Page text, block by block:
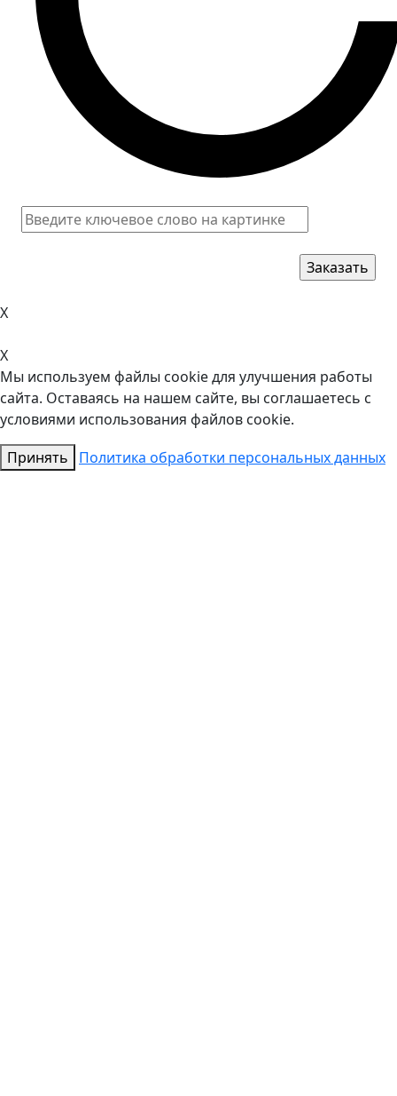
X
X
Мы используем файлы cookie для улучшения работы
сайта. Оставаясь на нашем сайте, вы соглашаетесь с
условиями использования файлов cookie.
Принять
Политика обработки персональных данных